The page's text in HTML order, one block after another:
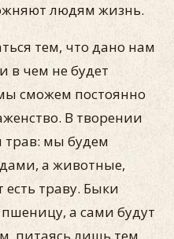
людям жизнь.
тем, что дано нам
в чем не будет
сможем постоянно
В творении
трав: мы будем
а животные,
траву. Быки
а сами будут